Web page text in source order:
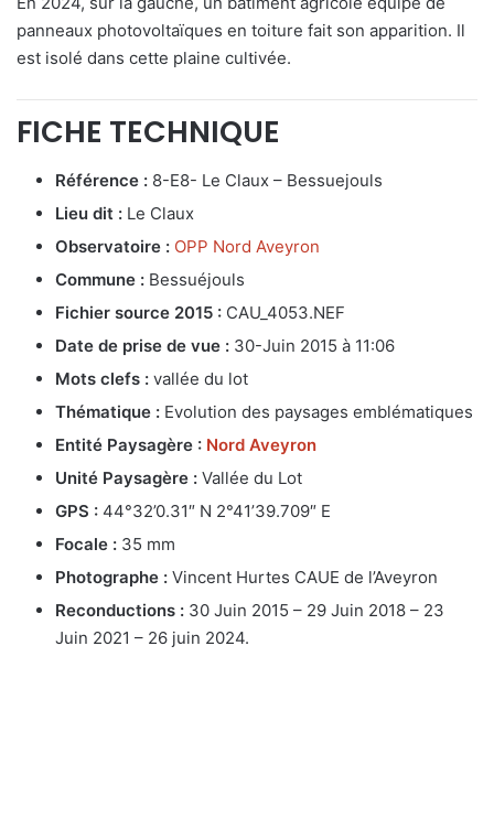
panneaux photovoltaïques en toiture fait son apparition. Il
est isolé dans cette plaine cultivée.
FICHE TECHNIQUE
Référence : 8-E8- Le Claux – Bessuejouls
Lieu dit : Le Claux
Observatoire : OPP Nord Aveyron
Commune : Bessuéjouls
Fichier source 2015 : CAU_4053.NEF
Date de prise de vue : 30-Juin 2015 à 11:06
Mots clefs : vallée du lot
Thématique : Evolution des paysages emblématiques
Entité Paysagère : Nord Aveyron
Unité Paysagère : Vallée du Lot
GPS : 44°32’0.31″ N 2°41’39.709″ E
Focale : 35 mm
Photographe : Vincent Hurtes CAUE de l’Aveyron
Reconductions : 30 Juin 2015 – 29 Juin 2018 – 23
Juin 2021 – 26 juin 2024.